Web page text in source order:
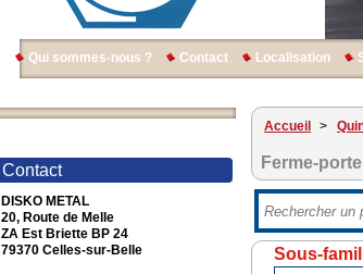
Qui sommes-nous ? Contact Localisation
Contact
DISKO METAL
20, Route de Melle
ZA Est Briette BP 24
79370 Celles-sur-Belle
Accueil >
Ferme-porte
Sous-